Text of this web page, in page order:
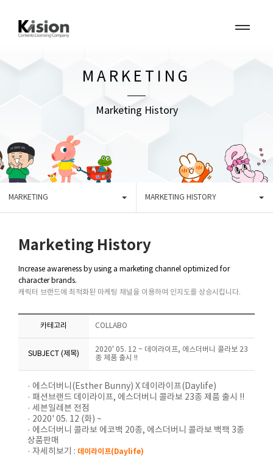
MARKETING
Marketing History
MARKETING MARKETING HISTORY
Marketing History
Increase awareness by using a marketing channel optimized for
character brands.
캐릭터 브랜드에 최적화된 마케팅 채널을 이용하여 인지도를 상승시킵니다.
카테고리 COLLABO
SUBJECT (제목)
2020' 05. 12 ~ 데이라이프, 에스더버니 콜라보 23
종 제품 출시 !!
· 에스더버니(Esther Bunny) X 데이라이프(Daylife)
· 패션브랜드 데이라이프, 에스더버니 콜라보 23종 제품 출시 !!
· 세븐일레븐 전점
· 2020' 05. 12 (화) ~
· 에스더버니 콜라보 에코백 20종, 에스더버니 콜라보 백팩 3종
상품판매
· 자세히보기 : 데이라이프(Daylife)